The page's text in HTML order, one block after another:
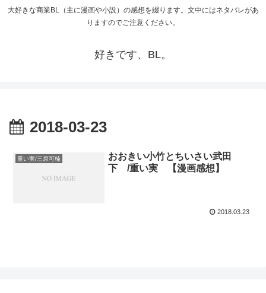
大好きな商業BL（主に漫画や小説）の感想を綴ります。文中にはネタバレがあ
りますのでご注意ください。
好きです、BL。
2018-03-23
重い実/三原可楠
おおきい小竹とちいさい武田
下 /重い実 【漫画感想】
2018.03.23